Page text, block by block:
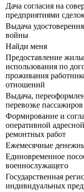
Дача согласия на
предприятиями
Выдача
войны
Найди меня
Предоставление
использования по
проживания
отношений
Выдача,
перевозке
Формирование и
оперативной
ремонтных работ
Ежемесячные
Единовременное
военнослужащего
Государственная
индивидуальных